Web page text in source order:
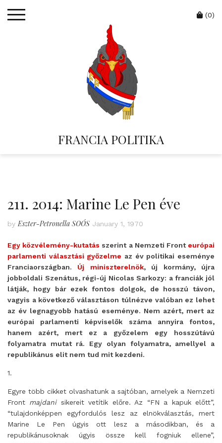
FRANCIA POLITIKA
Cart
(0)
211. 2014: Marine Le Pen éve
by Eszter-Petronella SOÓS January 1, 1970
Egy közvélemény-kutatás szerint a Nemzeti Front európai
parlamenti választási győzelme az év politikai eseménye
Franciaországban. Új miniszterelnök, új kormány, újra
jobboldali Szenátus, régi-új Nicolas Sarkozy: a franciák jól
látják, hogy bár ezek fontos dolgok, de hosszú távon,
vagyis a következő választáson túlnézve valóban ez lehet
az év legnagyobb hatású eseménye. Nem azért, mert az
európai parlamenti képviselők száma annyira fontos,
hanem azért, mert ez a győzelem egy hosszútávú
folyamatra mutat rá. Egy olyan folyamatra, amellyel a
republikánus elit nem tud mit kezdeni.
1.
Egyre több cikket olvashatunk a sajtóban, amelyek a Nemzeti
Front majdanisikereit vetítik előre. Az “FN a kapuk előtt”,
“tulajdonképpen egyfordulós lesz az elnökválasztás, mert
Marine Le Pen úgyis ott lesz a másodikban, és a
republikánusoknak úgyis össze kell fogniuk ellene”,